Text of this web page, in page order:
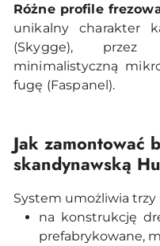
Różne profile
unikalny charakter
(Skygge),
minimalistyczną
fugę (Faspanel).
Jak zamontować
skandynawską
System umożliwia
na konstrukcję
prefabrykowane,